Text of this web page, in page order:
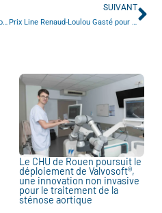
La blanchisserie du CHU de Rouen obtient la certification RABC-NF EN 14065.
SUIVANT
Prix Line Renaud-Loulou Gasté pour la recherche médicale au Pr Hélène Eltchaninoff
Le CHU de Rouen poursuit le
déploiement de Valvosoft®,
une innovation non invasive
pour le traitement de la
sténose aortique